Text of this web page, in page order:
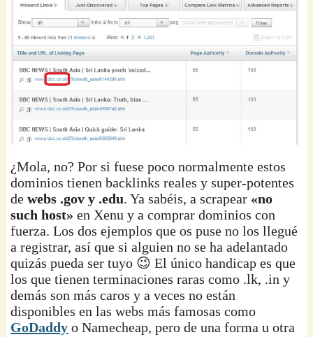
¿Mola, no? Por si fuese poco normalmente estos
dominios tienen backlinks reales y super-potentes
dewebs .gov y .edu. Ya sabéis, a scrapear «no
such host» en Xenu y a comprar dominios con
fuerza. Los dos ejemplos que os puse no los llegué
a registrar, así que si alguien no se ha adelantado
quizás pueda ser tuyo 😉 El único handicap es que
los que tienen terminaciones raras como .lk, .in y
demás son más caros y a veces no están
disponibles en las webs más famosas como
GoDaddy o Namecheap, pero de una forma u otra